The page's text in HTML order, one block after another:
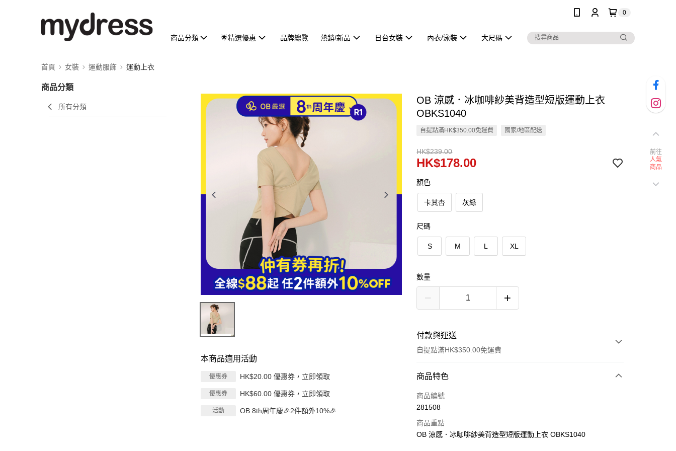
0
商品分類 🌟精選優惠 品牌總覽 熱銷/新品 日台女裝 內衣/泳裝 大尺碼
首頁 女裝 運動服飾 運動上衣
商品分類
所有分類
本商品適用活動
優惠券 HK$20.00 優惠券，立即領取
優惠券 HK$60.00 優惠券，立即領取
活動 OB 8th周年慶🎉2件額外10%🎉
OB 涼感．冰咖啡紗美背造型短版運動上衣
OBKS1040
自提點滿HK$350.00免運費 國家/地區配送
HK$239.00
HK$178.00
顏色
卡其杏 灰綠
尺碼
S M L XL
數量
付款與運送
自提點滿HK$350.00免運費
付款方式
信用卡
AlipayHK
商品特色
商品編號
281508
商品重點
OB 涼感．冰咖啡紗美背造型短版運動上衣 OBKS1040
前往
人氣
商品